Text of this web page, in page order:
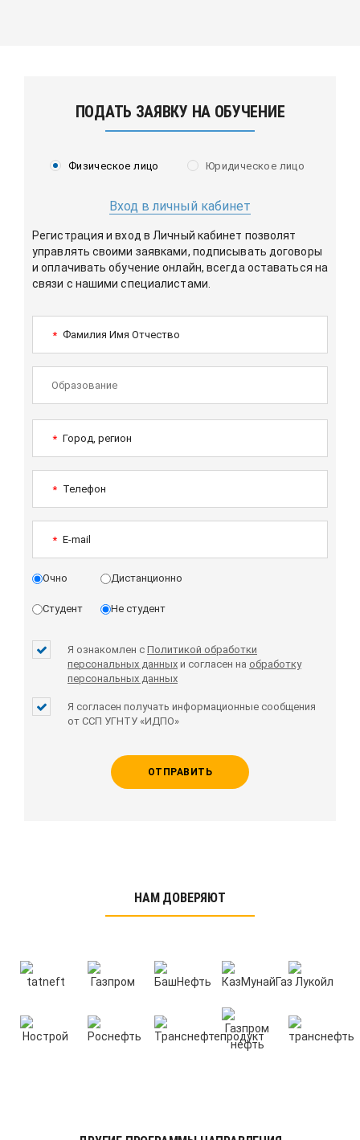
ПОДАТЬ ЗАЯВКУ НА ОБУЧЕНИЕ
Физическое лицо Юридическое лицо
Вход в личный кабинет
Регистрация и вход в Личный кабинет позволят
управлять своими заявками, подписывать договоры
и оплачивать обучение онлайн, всегда оставаться на
связи с нашими специалистами.
* Фамилия Имя Отчество
* Город, регион
* Телефон
* E-mail
Очно Дистанционно
Студент Не студент
Я ознакомлен с Политикой обработки
персональных данных и согласен на обработку
персональных данных
Я согласен получать информационные сообщения
от ССП УГНТУ «ИДПО»
ОТПРАВИТЬ
НАМ ДОВЕРЯЮТ